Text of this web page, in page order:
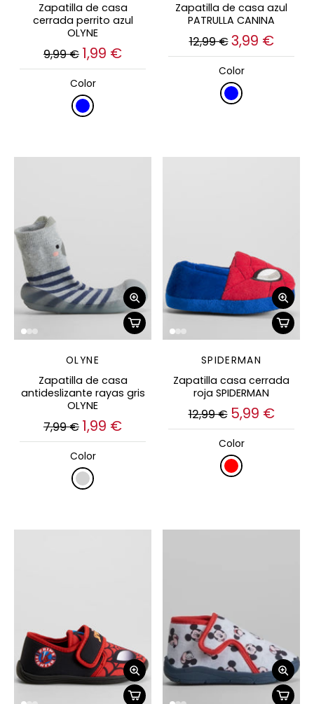
Zapatilla de casa
cerrada perrito azul
OLYNE
9,99 € 1,99 €
Color
Zapatilla de casa azul
PATRULLA CANINA
12,99 €3,99 €
Color
OLYNE
Zapatilla de casa
antideslizante rayas gris
OLYNE
7,99 € 1,99 €
Color
SPIDERMAN
Zapatilla casa cerrada
roja SPIDERMAN
12,99 € 5,99 €
Color